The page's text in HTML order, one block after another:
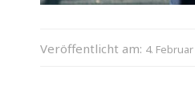
Veröffentlicht am: 4.